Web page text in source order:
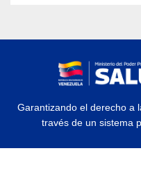
Garantizando el derecho a
través de un sistema